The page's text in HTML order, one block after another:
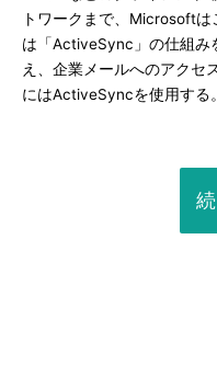
トワークまで、Microsoft
は「ActiveSync」の仕組み
え、企業メールへのアクセ
にはActiveSyncを使用する。